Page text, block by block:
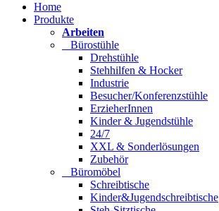
Home
Produkte
Arbeiten
Bürostühle
Drehstühle
Stehhilfen & Hocker
Industrie
Besucher/Konferenzstühle
ErzieherInnen
Kinder & Jugendstühle
24/7
XXL & Sonderlösungen
Zubehör
Büromöbel
Schreibtische
Kinder&Jugendschreibtische